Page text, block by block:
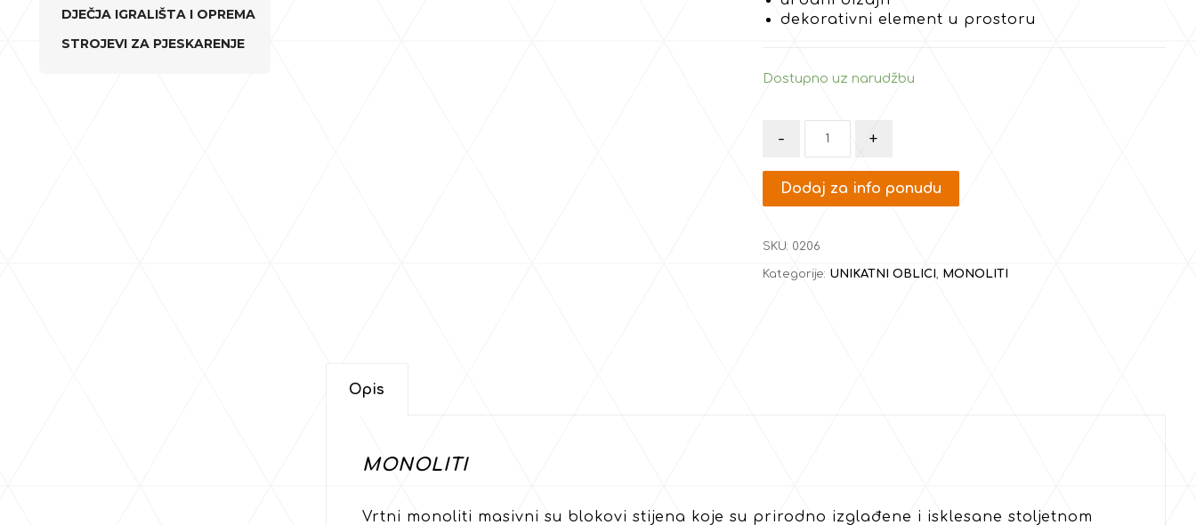
dekorativni element u prostoru
Dostupno uz narudžbu
- +
Dodaj za info ponudu
SKU: 0206
Kategorije: UNIKATNI OBLICI, MONOLITI
Opis
MONOLITI
Vrtni monoliti masivni su blokovi stijena koje su prirodno izglađene i isklesane stoljetnom
DJEČJA IGRALIŠTA I OPREMA
STROJEVI ZA PJESKARENJE